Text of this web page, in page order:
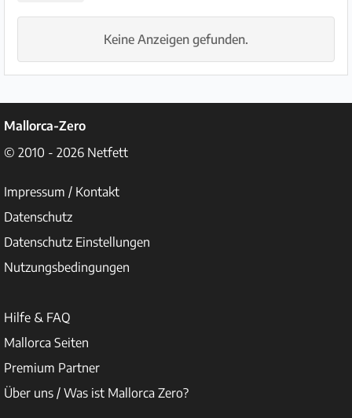
Partner
Impressum
/
Kontakt
Datenschutz
Nutzungsbedingungen
Hilfe
Keine Anzeigen gefunden.
Mallorca-Zero
© 2010 - 2026 Netfett
Impressum / Kontakt
Datenschutz
Datenschutz Einstellungen
Nutzungsbedingungen
Hilfe & FAQ
Mallorca Seiten
Premium Partner
Über uns / Was ist Mallorca Zero?